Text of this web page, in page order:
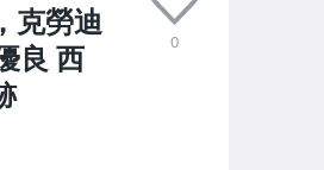
克勞迪
良 西
0